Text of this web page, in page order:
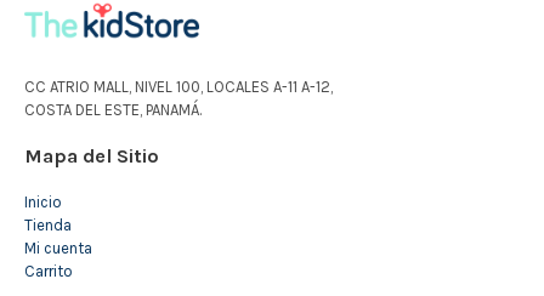
CC ATRIO MALL, NIVEL 100, LOCALES A-11 A-12,
COSTA DEL ESTE, PANAMÁ.
Mapa del Sitio
Inicio
Tienda
Mi cuenta
Carrito